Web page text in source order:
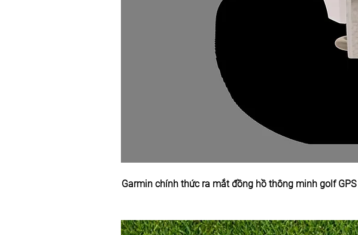
Garmin chính thức ra mắt đồng hồ thông minh golf GPS